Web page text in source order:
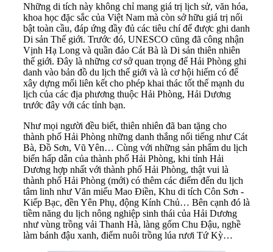
Những di tích này không chỉ mang giá trị lịch sử, văn hóa,
khoa học đặc sắc của Việt Nam mà còn sở hữu giá trị nổi
bật toàn cầu, đáp ứng đầy đủ các tiêu chí để được ghi danh
Di sản Thế giới. Trước đó, UNESCO cũng đã công nhận
Vịnh Hạ Long và quần đảo Cát Bà là Di sản thiên nhiên
thế giới. Đây là những cơ sở quan trọng để Hải Phòng ghi
danh vào bản đồ du lịch thế giới và là cơ hội hiếm có để
xây dựng mối liên kết cho phép khai thác tốt thế mạnh du
lịch của các địa phương thuộc Hải Phòng, Hải Dương
trước đây với các tỉnh bạn.
Như mọi người đều biết, thiên nhiên đã ban tặng cho
thành phố Hải Phòng những danh thắng nổi tiếng như Cát
Bà, Đồ Sơn, Vũ Yên… Cùng với những sản phẩm du lịch
biển hấp dẫn của thành phố Hải Phòng, khi tỉnh Hải
Dương hợp nhất với thành phố Hải Phòng, thật vui là
thành phố Hải Phòng (mới) có thêm các điểm đến du lịch
tâm linh như Văn miếu Mao Điền, Khu di tích Côn Sơn -
Kiếp Bạc, đền Yên Phụ, động Kính Chủ… Bên cạnh đó là
tiềm năng du lịch nông nghiệp sinh thái của Hải Dương
như vùng trồng vải Thanh Hà, làng gốm Chu Đậu, nghề
làm bánh đậu xanh, điểm nuôi trồng lúa rươi Tứ Kỳ…